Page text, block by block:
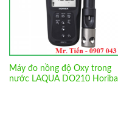
Máy đo nồng độ Oxy trong
nước LAQUA DO210 Horiba